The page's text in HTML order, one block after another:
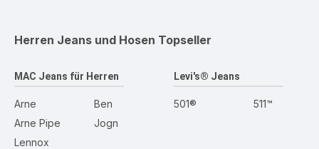
Herren Jeans und Hosen Topseller
MAC Jeans für Herren
Arne
Arne Pipe
Lennox
Ben
Jogn
Levi's® Jeans
501® 511™